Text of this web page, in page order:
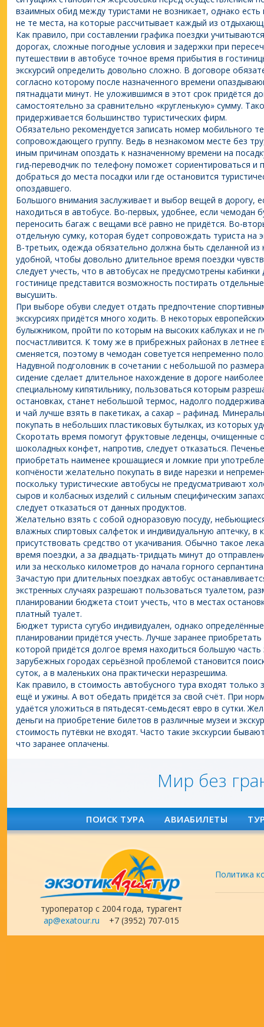
взаимных обид между туристами не возникает, однако
не те места, на которые рассчитывает каждый из
Как правило, при составлении графика поездки
дорогах, сложные погодные условия и задержки при
путешествии в автобусе точное время прибытия в
экскурсий определить довольно сложно. В договоре
согласно которому после назначенного времени
пятнадцати минут. Не уложившимся в этот срок придётся
самостоятельно за сравнительно «кругленькую» сумму.
придерживается большинство туристических фирм.
Обязательно рекомендуется записать номер мобильного
сопровождающего группу. Ведь в незнакомом месте без
иным причинам опоздать к назначенному времени на
гид-переводчик по телефону поможет сориентироваться и
добраться до места посадки или где остановится
опоздавшего.
Большого внимания заслуживает и выбор вещей в дорогу,
находиться в автобусе. Во-первых, удобнее, если чемодан
переносить багаж с вещами всё равно не придётся. Во-
отдельную сумку, которая будет сопровождать туриста на
В-третьих, одежда обязательно должна быть сделанной из
удобной, чтобы довольно длительное время поездки
следует учесть, что в автобусах не предусмотрены
гостинице представится возможность постирать
высушить.
При выборе обуви следует отдать предпочтение
экскурсиях придётся много ходить. В некоторых
булыжником, пройти по которым на высоких каблуках и не
посчастливится. К тому же в прибрежных районах в летнее
сменяется, поэтому в чемодан советуется непременно
Надувной подголовник в сочетании с небольшой по
сидение сделает длительное нахождение в дороге
специальному кипятильнику, пользоваться которым
остановках, станет небольшой термос, надолго
и чай лучше взять в пакетиках, а сахар – рафинад.
покупать в небольших пластиковых бутылках, из которых
Скоротать время помогут фруктовые леденцы, очищенные
шоколадных конфет, напротив, следует отказаться.
приобретать наименее крошащиеся и ломкие при
копчёности желательно покупать в виде нарезки и
поскольку туристические автобусы не предусматривают
сыров и колбасных изделий с сильным специфическим
следует отказаться от данных продуктов.
Желательно взять с собой одноразовую посуду,
влажных спиртовых салфеток и индивидуальную аптечку,
присутствовать средство от укачивания. Обычно такое
время поездки, а за двадцать-тридцать минут до
или за несколько километров до начала горного
Зачастую при длительных поездках автобус
экстренных случаях разрешают пользоваться туалетом,
планировании бюджета стоит учесть, что в местах
платный туалет.
Бюджет туриста сугубо индивидуален, однако
планировании придётся учесть. Лучше заранее
которой придётся долгое время находиться большую часть
зарубежных городах серьёзной проблемой становится
суток, а в маленьких она практически неразрешима.
Как правило, в стоимость автобусного тура входят только
ещё и ужины. А вот обедать придётся за свой счёт. При
удаётся уложиться в пятьдесят-семьдесят евро в сутки.
деньги на приобретение билетов в различные музеи и
стоимость путёвки не входят. Часто такие экскурсии
что заранее оплачены.
Мир без
ПОИСК ТУРА АВИАБИЛЕТЫ
туроператор с 2004 года, турагент
ap@exatour.ru +7 (3952) 707-015
Политика